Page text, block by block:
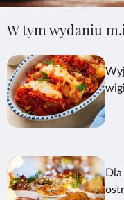
W tym wydaniu